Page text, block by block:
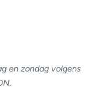
en zondag volgens